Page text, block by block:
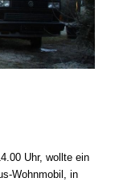
Uhr, wollte ein
Wohnmobil, in